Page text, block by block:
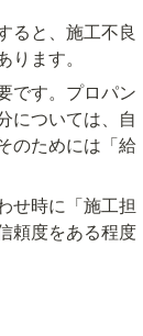
ると、施工不良
ます。
です。プロパン
については、自
のためには「給
せ時に「施工担
頼度をある程度